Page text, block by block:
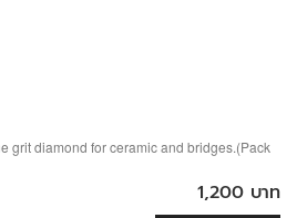
grit diamond for ceramic and bridges.(Pack
1,200 บาท